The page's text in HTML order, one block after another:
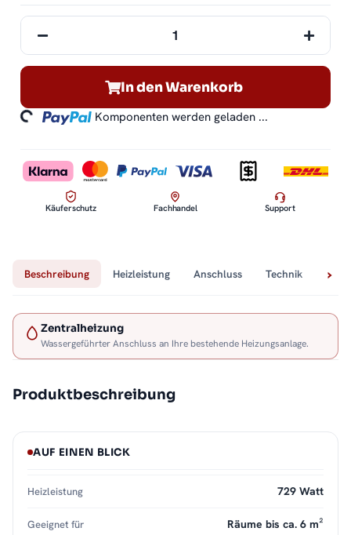
In den Warenkorb
Komponenten werden geladen ...
Käuferschutz Fachhandel Support
Beschreibung Heizleistung Anschluss Technik
Zentralheizung
Wassergeführter Anschluss an Ihre bestehende Heizungsanlage.
Produktbeschreibung
AUF EINEN BLICK
Heizleistung 729 Watt
Geeignet für Räume bis ca. 6 m²